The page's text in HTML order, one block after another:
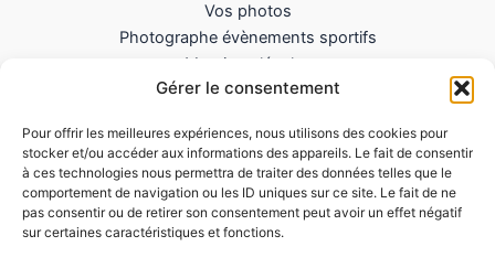
Gérer le consentement
Pour offrir les meilleures expériences, nous utilisons des cookies pour
stocker et/ou accéder aux informations des appareils. Le fait de consentir
à ces technologies nous permettra de traiter des données telles que le
comportement de navigation ou les ID uniques sur ce site. Le fait de ne
pas consentir ou de retirer son consentement peut avoir un effet négatif
sur certaines caractéristiques et fonctions.
Vos photos
Photographe évènements sportifs
Mentions légales
Mes Téléchargements
Politique de cookies (UE)